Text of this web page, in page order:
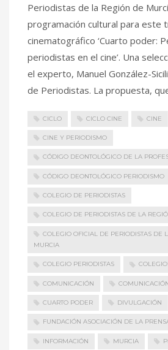
Periodistas de la Región de
programación cultural para este
cinematográfico ‘Cuarto poder:
periodistas en el cine’. Una
el experto, Manuel González-
de Periodistas. La propuesta,
CICLO CICLO CINE CINE
CINE Y PERIODISMO
CÓDIGO DEONTOLÓGICO DE LA
CÓDIGO DEONTOLÓGICO PERIODISMO
COLEGIO DE PERIODISTAS
COLEGIO DE PERIODISTAS DE LA
COLEGIO OFICIAL DE PERIODISTAS DE
MURCIA
COLEGIO PERIODISTAS
COMUNICACIÓN
CUARTO PODER DIVULGACIÓN
FUNDACIÓN ASOCIACIÓN DE LA
INFORMACIÓN MURCIA